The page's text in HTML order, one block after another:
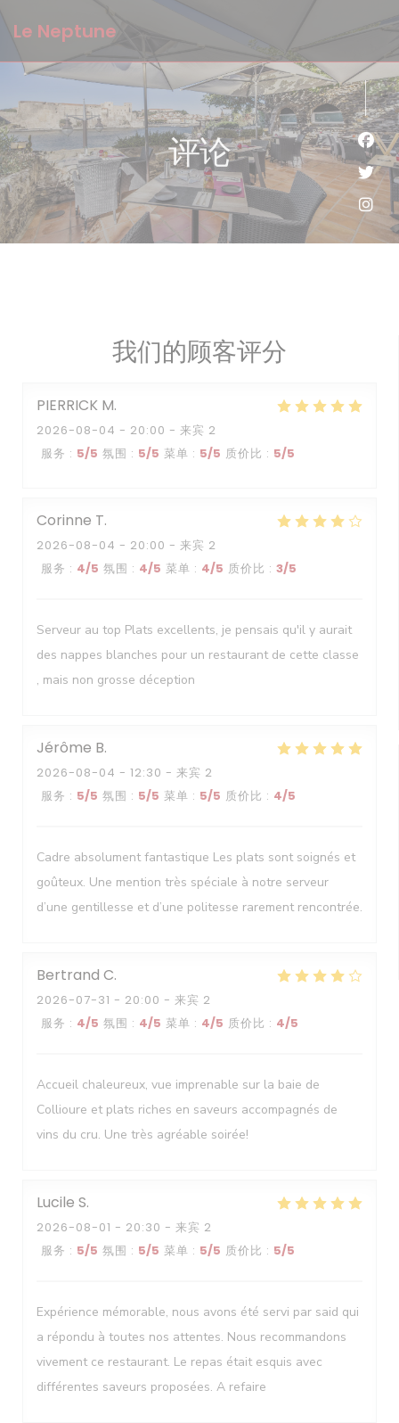
Le Neptune
评论
我们的顾客评分
PIERRICK M
2026-08-04 - 20:00 - 来宾 2
服务 : 5/5 氛围 : 5/5 菜单 : 5/5 质价比 : 5/5
Corinne T
2026-08-04 - 20:00 - 来宾 2
服务 : 4/5 氛围 : 4/5 菜单 : 4/5 质价比 : 3/5
Serveur au top Plats excellents, je pensais qu'il y aurait
des nappes blanches pour un restaurant de cette classe
, mais non grosse déception
Jérôme B
2026-08-04 - 12:30 - 来宾 2
服务 : 5/5 氛围 : 5/5 菜单 : 5/5 质价比 : 4/5
Cadre absolument fantastique Les plats sont soignés et
goûteux. Une mention très spéciale à notre serveur
d’une gentillesse et d’une politesse rarement rencontrée.
Bertrand C
2026-07-31 - 20:00 - 来宾 2
服务 : 4/5 氛围 : 4/5 菜单 : 4/5 质价比 : 4/5
Accueil chaleureux, vue imprenable sur la baie de
Collioure et plats riches en saveurs accompagnés de
vins du cru. Une très agréable soirée!
Lucile S
2026-08-01 - 20:30 - 来宾 2
服务 : 5/5 氛围 : 5/5 菜单 : 5/5 质价比 : 5/5
Expérience mémorable, nous avons été servi par said qui
a répondu à toutes nos attentes. Nous recommandons
vivement ce restaurant. Le repas était esquis avec
différentes saveurs proposées. A refaire